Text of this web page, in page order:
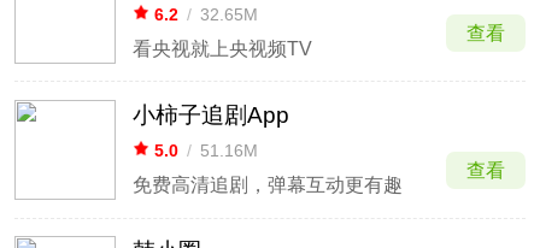
6.2 / 32.65M
看央视就上央视频TV
查看
小柿子追剧App
5.0 / 51.16M
免费高清追剧，弹幕互动更有趣
查看